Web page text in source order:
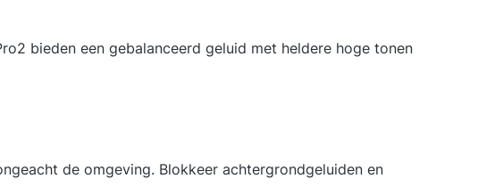
bieden een gebalanceerd geluid met heldere hoge tonen
de omgeving. Blokkeer achtergrondgeluiden en